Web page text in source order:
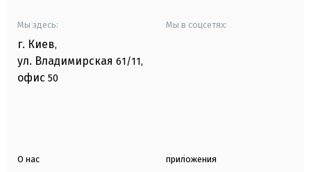
Мы здесь:
г. Киев,
ул. Владимирская 61/11,
офис 50
Мы в соцсетях:
О нас приложения